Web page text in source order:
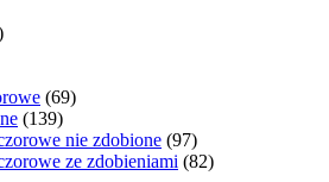
(69)
(139)
nie zdobione (97)
ze zdobieniami (82)